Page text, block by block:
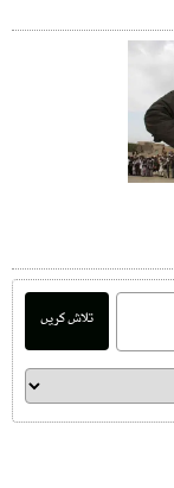
تلاش کریں